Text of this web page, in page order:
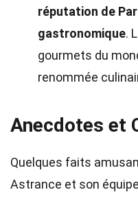
réputation de
gastronomique.
gourmets du
renommée
Anecdotes et
Quelques faits
Astrance et son